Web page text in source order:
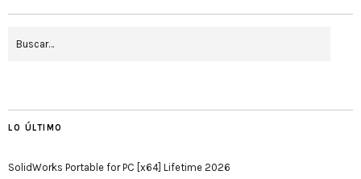
LO ÚLTIMO
SolidWorks Portable for PC [x64] Lifetime 2026